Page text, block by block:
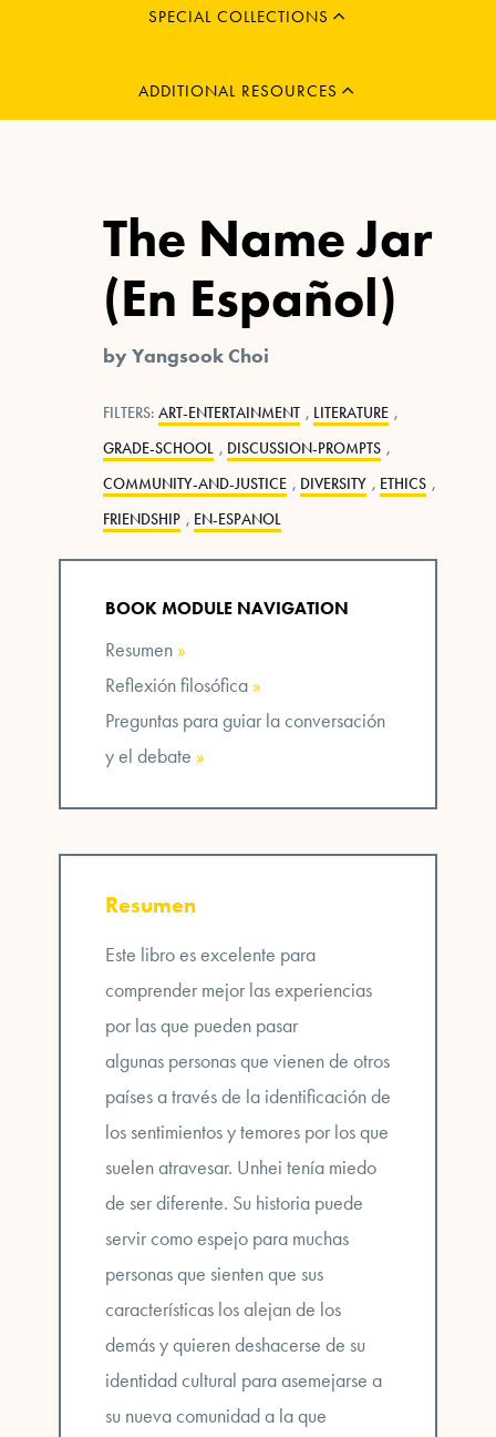
SPECIAL COLLECTIONS
EXPAND
ADDITIONAL RESOURCES
EXPAND
MENU
The Name Jar
(En Español)
by Yangsook Choi
FILTERS: ART-ENTERTAINMENT , LITERATURE ,
GRADE-SCHOOL , DISCUSSION-PROMPTS ,
COMMUNITY-AND-JUSTICE , DIVERSITY , ETHICS ,
FRIENDSHIP , EN-ESPANOL
BOOK MODULE NAVIGATION
Resumen »
Reflexión filosófica »
Preguntas para guiar la conversación
y el debate »
Resumen
Este libro es excelente para
comprender mejor las experiencias
por las que pueden pasar
algunas personas que vienen de otros
paísesa través de la identificación de
los sentimientos y temores por los que
suelen atravesar. Unhei tenía miedo
de ser diferente. Su historia puede
servir como espejo para muchas
personas que sienten que sus
características los alejan de los
demás y quierendeshacerse de su
identidad cultural para asemejarse a
su nueva comunidada la que